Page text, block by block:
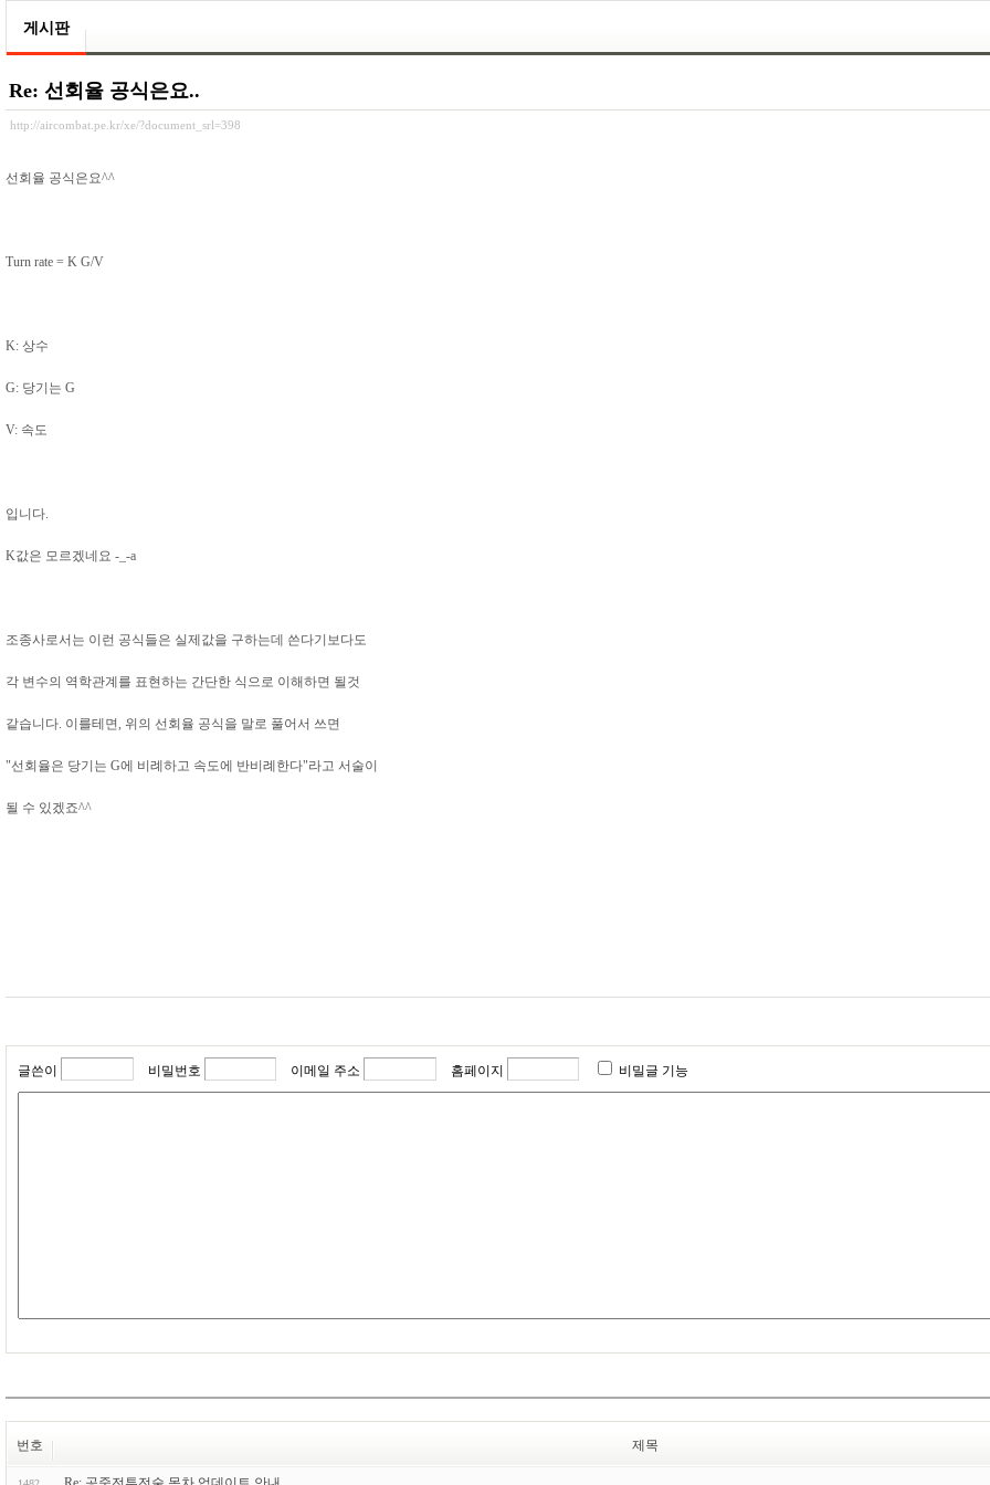
게시판
Re: 선회율 공식은요..
http://aircombat.pe.kr/xe/?document_srl=398
선회율 공식은요^^
Turn rate = K G/V
K: 상수
G: 당기는 G
V: 속도
입니다.
K값은 모르겠네요 -_-a
조종사로서는 이런 공식들은 실제값을 구하는데 쓴다기보다도
각 변수의 역학관계를 표현하는 간단한 식으로 이해하면 될것
같습니다. 이를테면, 위의 선회율 공식을 말로 풀어서 쓰면
"선회율은 당기는 G에 비례하고 속도에 반비례한다"라고 서술이
될 수 있겠죠^^
글쓴이 비밀번호 이메일 주소 홈페이지 비밀글 기능
번호 제목